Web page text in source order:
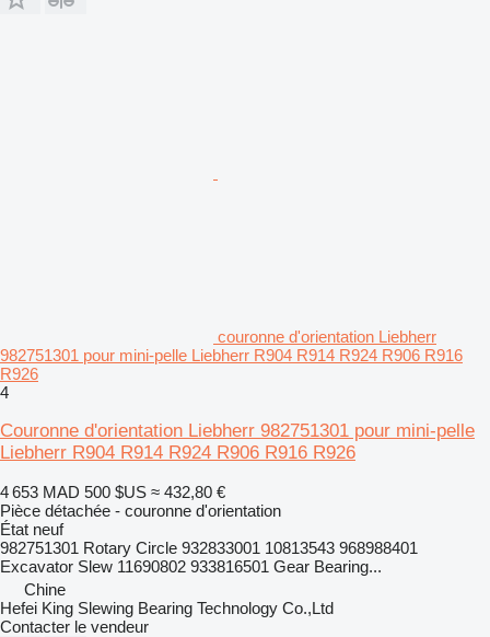
couronne d'orientation Liebherr
982751301 pour mini-pelle Liebherr R904 R914 R924 R906 R916
R926
4
Couronne d'orientation Liebherr 982751301 pour mini-pelle
Liebherr R904 R914 R924 R906 R916 R926
4 653 MAD 500 $US ≈ 432,80 €
Pièce détachée - couronne d'orientation
État neuf
982751301 Rotary Circle 932833001 10813543 968988401
Excavator Slew 11690802 933816501 Gear Bearing...
Chine
Hefei King Slewing Bearing Technology Co.,Ltd
Contacter le vendeur